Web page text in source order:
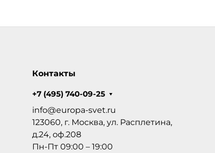
Контакты
+7 (495) 740-09-25
info@europa-svet.ru
123060, г. Москва, ул. Расплетина,
д.24, оф.208
Пн-Пт 09:00 – 19:00